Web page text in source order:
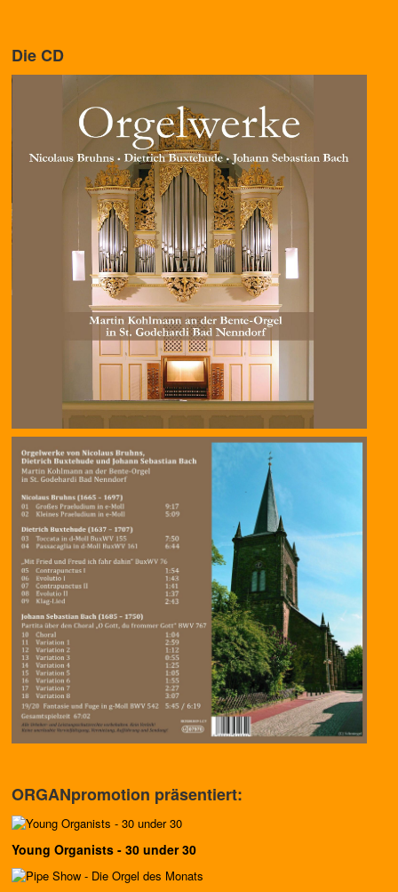
Die CD
ORGANpromotion präsentiert:
Young Organists - 30 under 30